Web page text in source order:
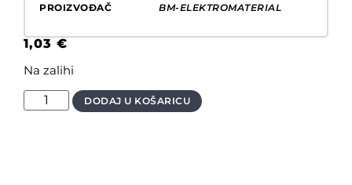
PROIZVOĐAČ BM-ELEKTROMATERIAL
1,03 €
Na zalihi
DODAJ U KOŠARICU